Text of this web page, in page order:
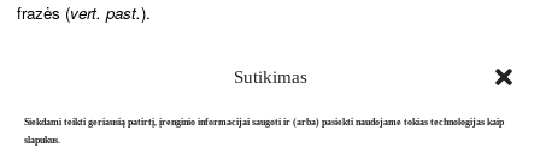
Sutikimas
Siekdami teikti geriausią patirtį, įrenginio informacijai saugoti ir (arba) pasiekti naudojame tokias technologijas kaip
slapukus.
frazės (vert. past.).